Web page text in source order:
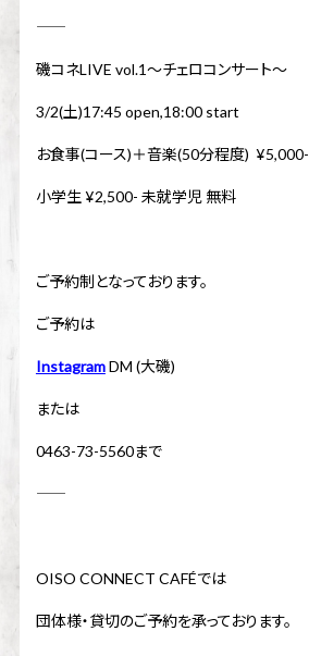
――――――――――――――――――――
磯コネLIVE vol.1〜チェロコンサート〜
3/2(土)17:45 open,18:00 start
お食事(コース)＋音楽(50分程度) ¥5,000-
小学生 ¥2,500- 未就学児 無料
ご予約制となっております。
ご予約は
InstagramDM (大磯)
または
0463-73-5560まで
――――――――――――――――――――
OISO CONNECT CAFÉでは
団体様・貸切のご予約を承っております。